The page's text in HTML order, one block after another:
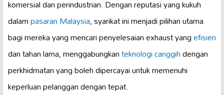
komersial dan perindustrian. Dengan reputasi yang kukuh
dalampasaran Malaysia, syarikat ini menjadi pilihan utama
bagi mereka yang mencari penyelesaian exhaust yangefisien
dan tahan lama, menggabungkanteknologi canggihdengan
perkhidmatan yang boleh dipercayai untuk memenuhi
keperluan pelanggan dengan tepat.